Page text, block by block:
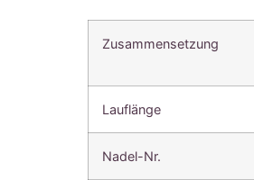
Zusammensetzung
Lauflänge
Nadel-Nr.